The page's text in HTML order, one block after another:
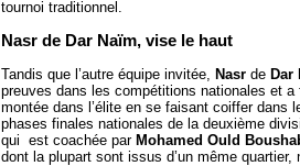
tournoi traditionnel.
Nasr de Dar Naïm, vise le haut
Tandis que l’autre équipe invitée, Nasr de Dar
preuves dans les compétitions nationales et a
montée dans l’élite en se faisant coiffer dans
phases finales nationales de la deuxième
qui est coachée par Mohamed Ould
dont la plupart sont issus d’un même